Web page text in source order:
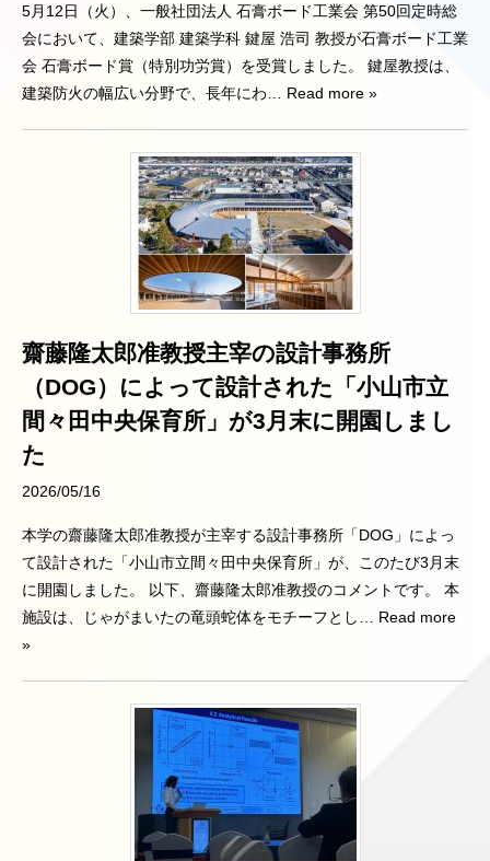
5月12日（火）、一般社団法人 石膏ボード工業会 第50回定時総
会において、建築学部 建築学科 鍵屋 浩司 教授が石膏ボード工業
会 石膏ボード賞（特別功労賞）を受賞しました。 鍵屋教授は、
建築防火の幅広い分野で、長年にわ … Read more »
齋藤隆太郎准教授主宰の設計事務所
（DOG）によって設計された「小山市立
間々田中央保育所」が3月末に開園しまし
た
2026/05/16
本学の齋藤隆太郎准教授が主宰する設計事務所「DOG」によっ
て設計された「小山市立間々田中央保育所」が、このたび3月末
に開園しました。 以下、齋藤隆太郎准教授のコメントです。 本
施設は、じゃがまいたの竜頭蛇体をモチーフとし
… Read more
»